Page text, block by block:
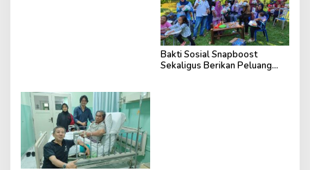
Bakti Sosial Snapboost
Sekaligus Berikan Peluang